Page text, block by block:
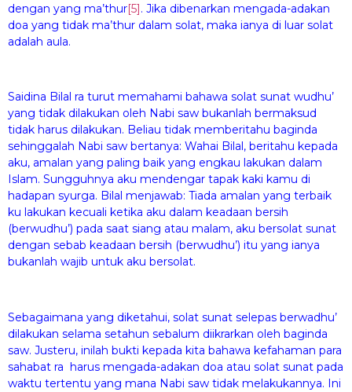
dengan yang ma’thur[5]. Jika dibenarkan mengada-adakan
doa yang tidak ma’thur dalam solat, maka ianya di luar solat
adalah aula.
Saidina Bilal ra turut memahami bahawa solat sunat wudhu’
yang tidak dilakukan oleh Nabi saw bukanlah bermaksud
tidak harus dilakukan. Beliau tidak memberitahu baginda
sehinggalah Nabi saw bertanya: Wahai Bilal, beritahu kepada
aku, amalan yang paling baik yang engkau lakukan dalam
Islam. Sungguhnya aku mendengar tapak kaki kamu di
hadapan syurga. Bilal menjawab: Tiada amalan yang terbaik
ku lakukan kecuali ketika aku dalam keadaan bersih
(berwudhu’) pada saat siang atau malam, aku bersolat sunat
dengan sebab keadaan bersih (berwudhu’) itu yang ianya
bukanlah wajib untuk aku bersolat.
Sebagaimana yang diketahui, solat sunat selepas berwadhu’
dilakukan selama setahun sebalum diikrarkan oleh baginda
saw. Justeru, inilah bukti kepada kita bahawa kefahaman para
sahabat ra harus mengada-adakan doa atau solat sunat pada
waktu tertentu yang mana Nabi saw tidak melakukannya. Ini